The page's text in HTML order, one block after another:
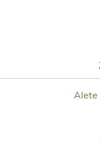
Alete